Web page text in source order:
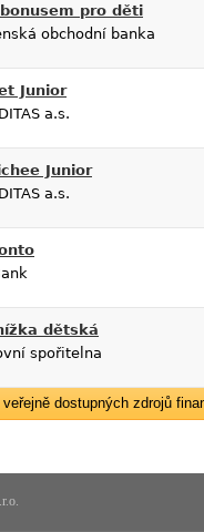
pro děti
obchodní banka
Junior
a.s.
Junior
a.s.
dětská
spořitelna
dostupných zdrojů